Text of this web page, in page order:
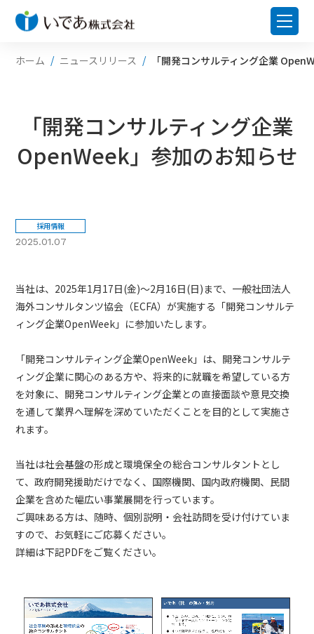
ホーム ニュースリリース 「開発コンサルティング企業
「開発コンサルティング企業
OpenWeek」参加のお知らせ
採用情報
2025.01.07
当社は、2025年1月17日(金)～2月16日(日)まで、一般社団法人
海外コンサルタンツ協会（ECFA）が実施する「開発コンサルテ
ィング企業OpenWeek」に参加いたします。
「開発コンサルティング企業OpenWeek」は、開発コンサルテ
ィング企業に関心のある方や、将来的に就職を希望している方
を対象に、開発コンサルティング企業との直接面談や意見交換
を通して業界へ理解を深めていただくことを目的として実施さ
れます。
当社は社会基盤の形成と環境保全の総合コンサルタントとし
て、政府開発援助だけでなく、国際機関、国内政府機関、民間
企業を含めた幅広い事業展開を行っています。
ご興味ある方は、随時、個別説明・会社訪問を受け付けていま
すので、お気軽にご応募ください。
詳細は下記PDFをご覧ください。